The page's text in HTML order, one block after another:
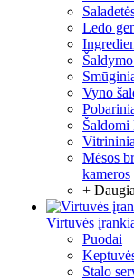
Ledo
Vyno
Šaldomi
Mėsos
kameros
+
Virtuvės
Puodai
Stalo